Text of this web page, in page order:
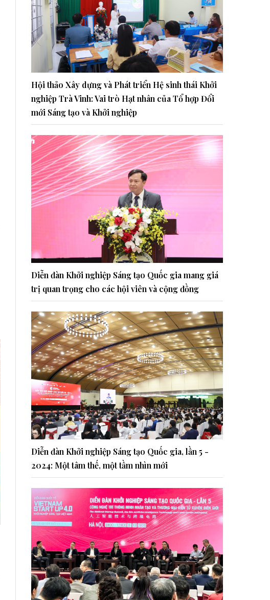
Hội thảo Xây dựng và Phát triển Hệ sinh thái Khởi
nghiệp Trà Vinh: Vai trò Hạt nhân của Tổ hợp Đổi
mới Sáng tạo và Khởi nghiệp
Diễn đàn Khởi nghiệp Sáng tạo Quốc gia mang giá
trị quan trọng cho các hội viên và cộng đồng
Diễn đàn Khởi nghiệp Sáng tạo Quốc gia, lần 5 -
2024: Một tâm thế, một tầm nhìn mới